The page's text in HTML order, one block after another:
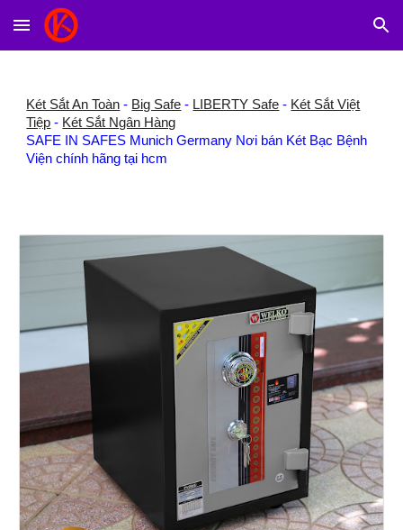
Skip to main content Skip to navigation
Két Sắt An Toàn - Big Safe - LIBERTY Safe - Két Sắt Việt
Tiệp - Két Sắt Ngân Hàng
SAFE IN SAFES Munich Germany Nơi bán Két Bạc Bệnh
Viện chính hãng tại hcm